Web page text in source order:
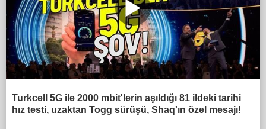
Turkcell 5G ile 2000 mbit'lerin aşıldığı 81 ildeki tarihi
hız testi, uzaktan Togg sürüşü, Shaq'ın özel mesajı!